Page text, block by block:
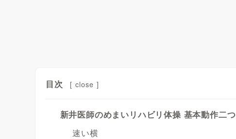
目次 [ close ]
新井医師のめまいリハビリ体操 基本動作二つ
速い横